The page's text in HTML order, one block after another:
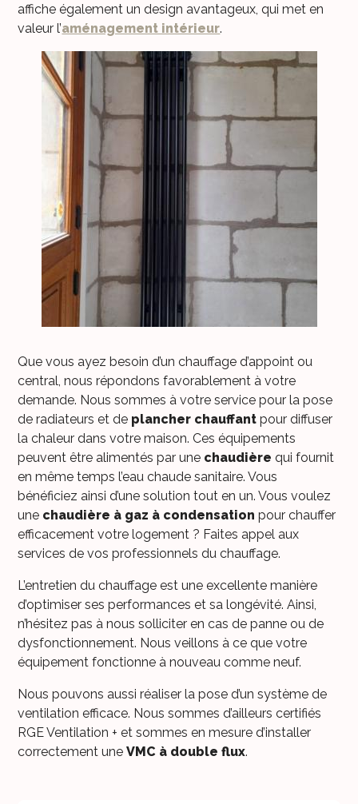
affiche également un design avantageux, qui met en
valeur l’aménagement intérieur.
Que vous ayez besoin d’un chauffage d’appoint ou
central, nous répondons favorablement à votre
demande. Nous sommes à votre service pour la pose
de radiateurs et de plancher chauffant pour diffuser
la chaleur dans votre maison. Ces équipements
peuvent être alimentés par une chaudière qui fournit
en même temps l’eau chaude sanitaire. Vous
bénéficiez ainsi d’une solution tout en un. Vous voulez
une chaudière à gaz à condensation pour chauffer
efficacement votre logement ? Faites appel aux
services de vos professionnels du chauffage.
L’entretien du chauffage est une excellente manière
d’optimiser ses performances et sa longévité. Ainsi,
n’hésitez pas à nous solliciter en cas de panne ou de
dysfonctionnement. Nous veillons à ce que votre
équipement fonctionne à nouveau comme neuf.
Nous pouvons aussi réaliser la pose d’un système de
ventilation efficace. Nous sommes d’ailleurs certifiés
RGE Ventilation + et sommes en mesure d’installer
correctement uneVMC à double flux.